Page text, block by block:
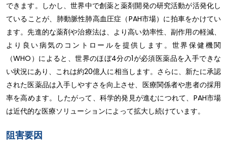
できます。しかし、世界中で創薬と薬剤開発の研究活動が活発化し
ていることが、肺動脈性肺高血圧症（PAH市場）に拍車をかけてい
ます。先進的な薬剤や治療法は、より高い効率性、副作用の軽減、
より良い病気のコントロールを提供します。世界保健機関
（WHO）によると、世界のほぼ4分の1が必須医薬品を入手できな
い状況にあり、これは約20億人に相当します。さらに、新たに承認
された医薬品は入手しやすさを向上させ、医療関係者や患者の採用
率を高めます。したがって、科学的発見が進むにつれて、PAH市場
は近代的な医療ソリューションによって拡大し続けています。
阻害要因